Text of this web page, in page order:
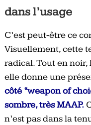
dans l’usage
C’est peut-être ce
Visuellement, cette
radical. Tout en
elle donne une
côté “weapon of
sombre, très MAAP.
n’est pas dans la